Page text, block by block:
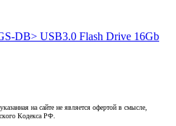
DB> USB3.0 Flash Drive 16Gb
на сайте не является офертой в смысле,
Кодекса РФ.